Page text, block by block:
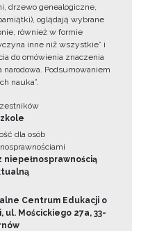
drzewo genealogiczne,
oglądają wybrane
również w formie
inne niż wszystkie” i
do omówienia znaczenia
Podsumowaniem
nauka”.
dla osób
niepełnosprawnością
Centrum Edukacji o
ul. Mościckiego 27a, 33-